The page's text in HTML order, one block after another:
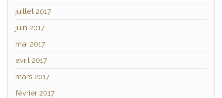
juillet 2017
juin 2017
mai 2017
avril 2017
mars 2017
février 2017